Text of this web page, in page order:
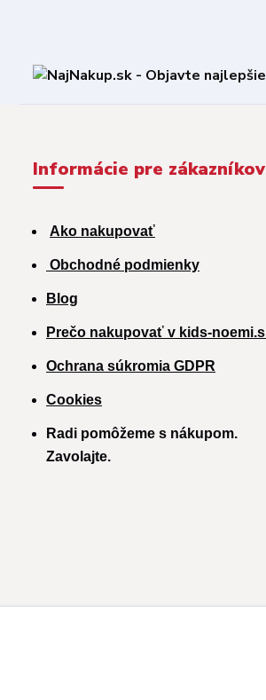
Informácie pre zákazníkov
Ako nakupovať
Obchodné podmienky
Blog
Prečo nakupovať v kids-
Ochrana súkromia GDPR
Cookies
Radi pomôžeme s nákupom.
Zavolajte.